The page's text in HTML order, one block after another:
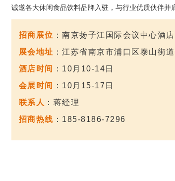
诚邀各大休闲食品饮料品牌入驻，与行业优质伙伴并
招商展位 ：南京扬子江国际会议中心酒
展会地址 ：江苏省南京市浦口区泰山街
酒店时间
：10月10-14日
会展时间
：10月15-17日
联系人 ：蒋经理
招商热线 ：185-8186-7296